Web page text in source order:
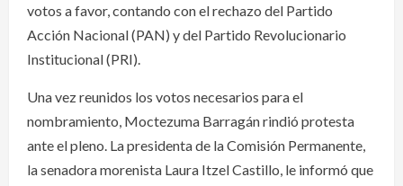
votos a favor, contando con el rechazo del Partido
Acción Nacional (PAN) y del Partido Revolucionario
Institucional (PRI).
Una vez reunidos los votos necesarios para el
nombramiento, Moctezuma Barragán rindió protesta
ante el pleno. La presidenta de la Comisión Permanente,
la senadora morenista Laura Itzel Castillo, le informó que